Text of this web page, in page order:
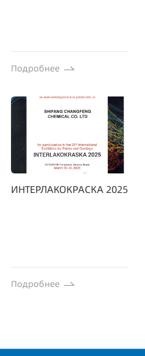
Подробнее
ИНТЕРЛАКОКРАСКА 2025
Подробнее